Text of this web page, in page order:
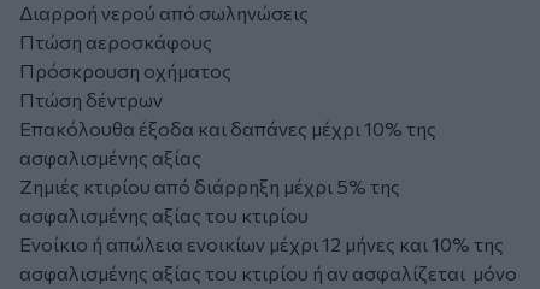
Διαρροή νερού από σωληνώσεις
Πτώση αεροσκάφους
Πρόσκρουση οχήματος
Πτώση δέντρων
Επακόλουθα έξοδα και δαπάνες μέχρι 10% της
ασφαλισμένης αξίας
Ζημιές κτιρίου από διάρρηξη μέχρι 5% της
ασφαλισμένης αξίας του κτιρίου
Ενοίκιο ή απώλεια ενοικίων μέχρι 12 μήνες και 10% της
ασφαλισμένης αξίας του κτιρίου ή αν ασφαλίζεται μόνο